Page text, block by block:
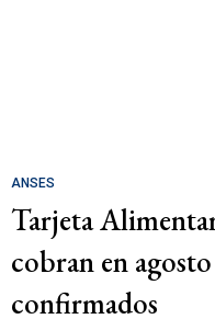
ANSES
Tarjeta
cobran en
confirmados